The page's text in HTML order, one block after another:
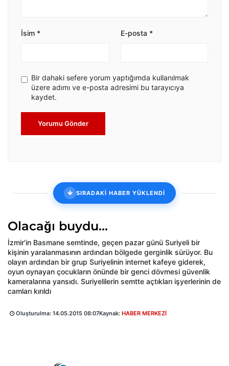
İsim * E-posta *
Bir dahaki sefere yorum yaptığımda kullanılmak
üzere adımı ve e-posta adresimi bu tarayıcıya
kaydet.
Yorumu Gönder
SIRADAKİ HABER YÜKLENDİ
Olacağı buydu...
İzmir'in Basmane semtinde, geçen pazar günü Suriyeli bir
kişinin yaralanmasının ardından bölgede gerginlik sürüyor. Bu
olayın ardından bir grup Suriyelinin internet kafeye giderek,
oyun oynayan çocukların önünde bir genci dövmesi güvenlik
kameralarına yansıdı. Suriyelilerin semtte açtıkları işyerlerinin de
camları kırıldı
Oluşturulma: 14.05.2015 08:07Kaynak: HABER MERKEZİ